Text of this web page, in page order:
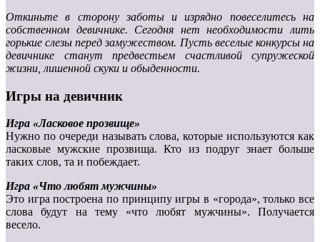
Откиньте в сторону заботы и изрядно повеселитесь на
собственном девичнике. Сегодня нет необходимости лить
горькие слезы перед замужеством. Пусть веселые конкурсы на
девичнике станут предвестьем счастливой супружеской
жизни, лишенной скуки и обыденности.
Игры на девичник
Игра «Ласковое прозвище»
Нужно по очереди называть слова, которые используются как
ласковые мужские прозвища. Кто из подруг знает больше
таких слов, та и побеждает.
Игра «Что любят мужчины»
Это игра построена по принципу игры в «города», только все
слова будут на тему «что любят мужчины». Получается
весело.